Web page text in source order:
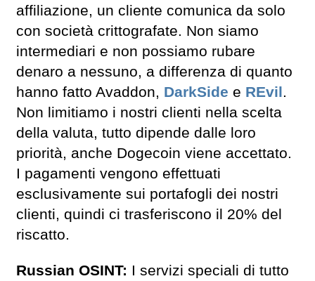
affiliazione, un cliente comunica da solo
con società crittografate. Non siamo
intermediari e non possiamo rubare
denaro a nessuno, a differenza di quanto
hanno fatto Avaddon, DarkSide e REvil.
Non limitiamo i nostri clienti nella scelta
della valuta, tutto dipende dalle loro
priorità, anche Dogecoin viene accettato.
I pagamenti vengono effettuati
esclusivamente sui portafogli dei nostri
clienti, quindi ci trasferiscono il 20% del
riscatto.
Russian OSINT: I servizi speciali di tutto